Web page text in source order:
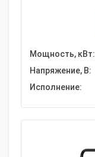
Мощность, кВт:
Напряжение, В:
Исполнение: